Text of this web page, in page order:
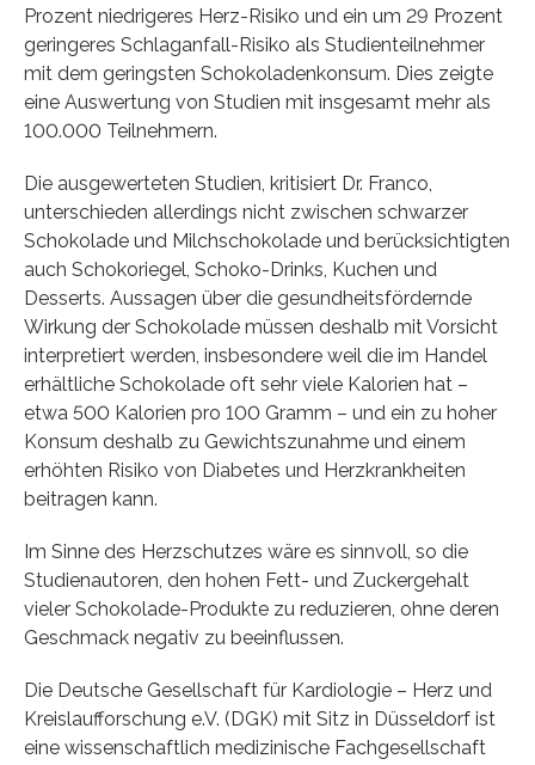
Prozent niedrigeres Herz-Risiko und ein um 29 Prozent
geringeres Schlaganfall-Risiko als Studienteilnehmer
mit dem geringsten Schokoladenkonsum. Dies zeigte
eine Auswertung von Studien mit insgesamt mehr als
100.000 Teilnehmern.
Die ausgewerteten Studien, kritisiert Dr. Franco,
unterschieden allerdings nicht zwischen schwarzer
Schokolade und Milchschokolade und berücksichtigten
auch Schokoriegel, Schoko-Drinks, Kuchen und
Desserts. Aussagen über die gesundheitsfördernde
Wirkung der Schokolade müssen deshalb mit Vorsicht
interpretiert werden, insbesondere weil die im Handel
erhältliche Schokolade oft sehr viele Kalorien hat –
etwa 500 Kalorien pro 100 Gramm – und ein zu hoher
Konsum deshalb zu Gewichtszunahme und einem
erhöhten Risiko von Diabetes und Herzkrankheiten
beitragen kann.
Im Sinne des Herzschutzes wäre es sinnvoll, so die
Studienautoren, den hohen Fett- und Zuckergehalt
vieler Schokolade-Produkte zu reduzieren, ohne deren
Geschmack negativ zu beeinflussen.
Die Deutsche Gesellschaft für Kardiologie – Herz und
Kreislaufforschung e.V. (DGK) mit Sitz in Düsseldorf ist
eine wissenschaftlich medizinische Fachgesellschaft